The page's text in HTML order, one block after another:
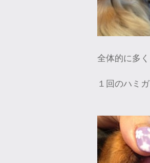
全体的に多
１回のハミ